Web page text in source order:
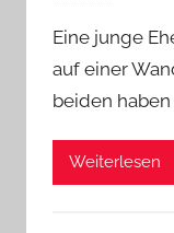
Eine junge
auf einer
beiden
Weiterlesen